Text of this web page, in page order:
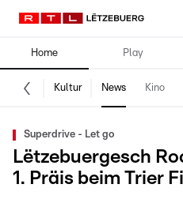
Home Play
Kultur News Kino
Superdrive - Let go
Lëtzebuergesch
1. Präis beim Trier